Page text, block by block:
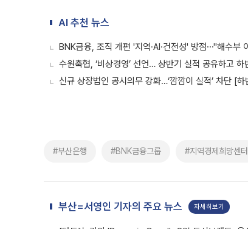
AI 추천 뉴스
BNK금융, 조직 개편 '지역·AI·건전성' 방점⋯"해수부
수원축협, ‘비상경영’ 선언… 상반기 실적 공유하고 하
신규 상장법인 공시의무 강화…‘깜깜이 실적’ 차단 [
#부산은행 #BNK금융그룹 #지역경제희망센터
부산=서영인 기자의 주요 뉴스 자세히보기